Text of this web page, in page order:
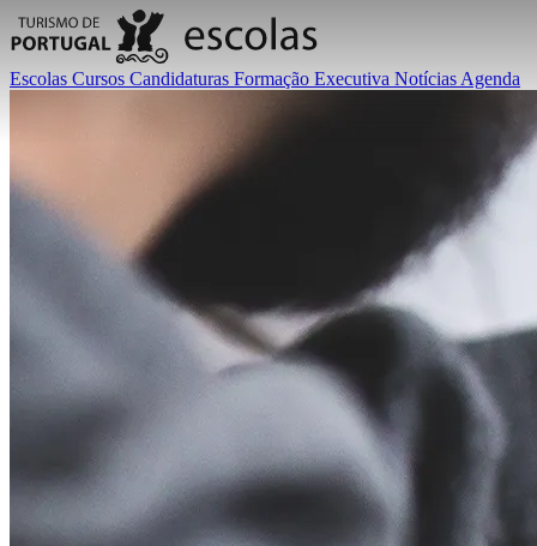
Escolas Cursos Candidaturas Formação Executiva Notícias Agenda